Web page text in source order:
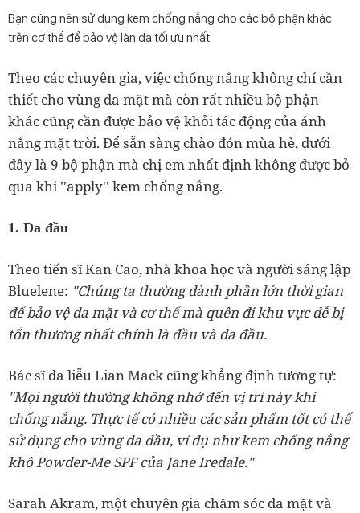
Bạn cũng nên sử dụng kem chống nắng cho các bộ phận khác
trên cơ thể để bảo vệ làn da tối ưu nhất.
Theo các chuyên gia, việc chống nắng không chỉ cần
thiết cho vùng da mặt mà còn rất nhiều bộ phận
khác cũng cần được bảo vệ khỏi tác động của ánh
nắng mặt trời. Để sẵn sàng chào đón mùa hè, dưới
đây là 9 bộ phận mà chị em nhất định không được bỏ
qua khi ''apply'' kem chống nắng.
1. Da đầu
Theo tiến sĩ Kan Cao, nhà khoa học và người sáng lập
Bluelene: "Chúng ta thường dành phần lớn thời gian
để bảo vệ da mặt và cơ thể mà quên đi khu vực dễ bị
tổn thương nhất chính là đầu và da đầu.
Bác sĩ da liễu Lian Mack cũng khẳng định tương tự:
"Mọi người thường không nhớ đến vị trí này khi
chống nắng. Thực tế có nhiều các sản phẩm tốt có thể
sử dụng cho vùng da đầu, ví dụ như kem chống nắng
khô Powder-Me SPF của Jane Iredale."
Sarah Akram, một chuyên gia chăm sóc da mặt và